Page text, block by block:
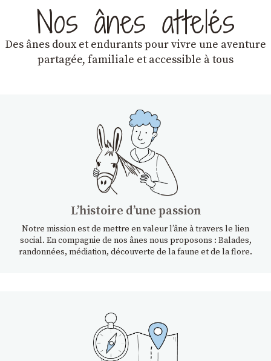
Nos ânes attelés
Des ânes doux et endurantspour vivre une aventure
partagée, familiale et accessible à tous
Lʼhistoire dʼune passion
Notre mission est de mettre en valeur l’âne à travers le lien
social. En compagnie de nos ânes nous proposons : Balades,
randonnées, médiation, découverte de la faune et de la flore.